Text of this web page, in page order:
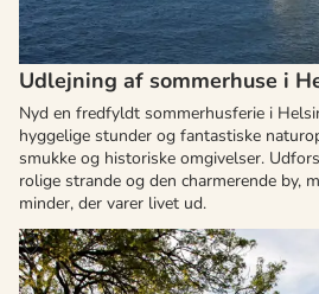
Udlejning af sommerhuse i
Nyd en fredfyldt sommerhusferie i
hyggelige stunder og fantastiske
smukke og historiske omgivelser.
rolige strande og den charmerende by,
minder, der varer livet ud.
OmListed